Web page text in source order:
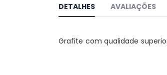
o
início
de
DETALHES
Grafite com qualidade
AVALIAÇÕES